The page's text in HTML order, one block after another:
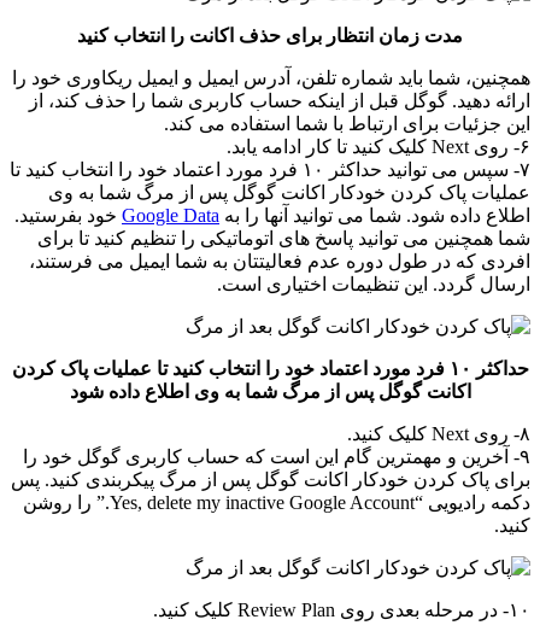
مدت زمان انتظار برای حذف اکانت را انتخاب کنید
همچنین، شما باید شماره تلفن، آدرس ایمیل و ایمیل ریکاوری خود را
ارائه دهید. گوگل قبل از اینکه حساب کاربری شما را حذف کند، از
این جزئیات برای ارتباط با شما استفاده می کند.
۶- روی Next کلیک کنید تا کار ادامه یابد.
۷- سپس می توانید حداکثر ۱۰ فرد مورد اعتماد خود را انتخاب کنید تا
عملیات پاک کردن خودکار اکانت گوگل پس از مرگ شما به وی
اطلاع داده شود. شما می توانید آنها را به Google Data خود بفرستید.
شما همچنین می توانید پاسخ های اتوماتیکی را تنظیم کنید تا برای
افردی که در طول دوره عدم فعالیتتان به شما ایمیل می فرستند،
ارسال گردد. این تنظیمات اختیاری است.
حداکثر ۱۰ فرد مورد اعتماد خود را انتخاب کنید تا عملیات پاک کردن
اکانت گوگل پس از مرگ شما به وی اطلاع داده شود
۸- روی Next کلیک کنید.
۹- آخرین و مهمترین گام این است که حساب کاربری گوگل خود را
برای پاک کردن خودکار اکانت گوگل پس از مرگ پیکربندی کنید. پس
دکمه رادیویی “Yes, delete my inactive Google Account.” را روشن
کنید.
۱۰- در مرحله بعدی روی Review Plan کلیک کنید.